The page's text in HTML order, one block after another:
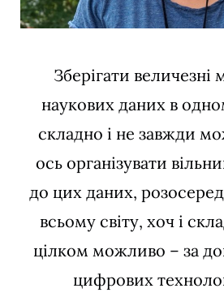
Зберігати величезні
наукових даних в
складно і не завжди
ось організувати
до цих даних,
всьому світу, хоч і
цілком можливо – за
цифрових